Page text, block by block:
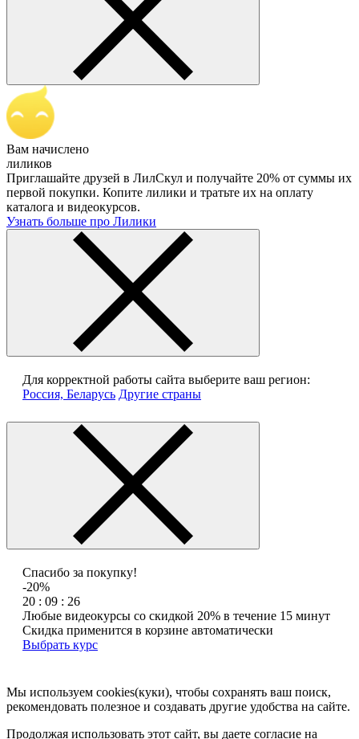
Вам начислено
лиликов
Приглашайте друзей в ЛилСкул и получайте 20% от суммы их
первой покупки. Копите лилики и тратьте их на оплату
каталога и видеокурсов.
Узнать больше про Лилики
Для корректной работы сайта выберите ваш регион:
Россия, Беларусь Другие страны
Спасибо за покупку!
-20%
20 : 09 : 26
Любые видеокурсы со скидкой 20% в течение 15 минут
Скидка применится в корзине автоматически
Выбрать курс
Мы используем cookies(куки), чтобы сохранять ваш поиск,
рекомендовать полезное и создавать другие удобства на сайте.
Продолжая использовать этот сайт, вы даете согласие на